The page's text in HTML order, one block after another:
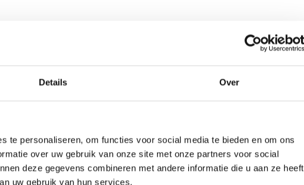
Details Over
te personaliseren, om functies voor social media te bieden en om ons
over uw gebruik van onze site met onze partners voor social
deze gegevens combineren met andere informatie die u aan ze heeft
uw gebruik van hun services.
onderhoud (zoals schilderwerk of dakvervanging).
energiekosten (bijvoorbeeld voor